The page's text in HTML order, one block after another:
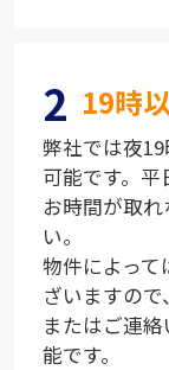
2 19時
弊社では夜
可能です。
お時間が取
い。
物件によっ
ざいますの
またはご連
能です。